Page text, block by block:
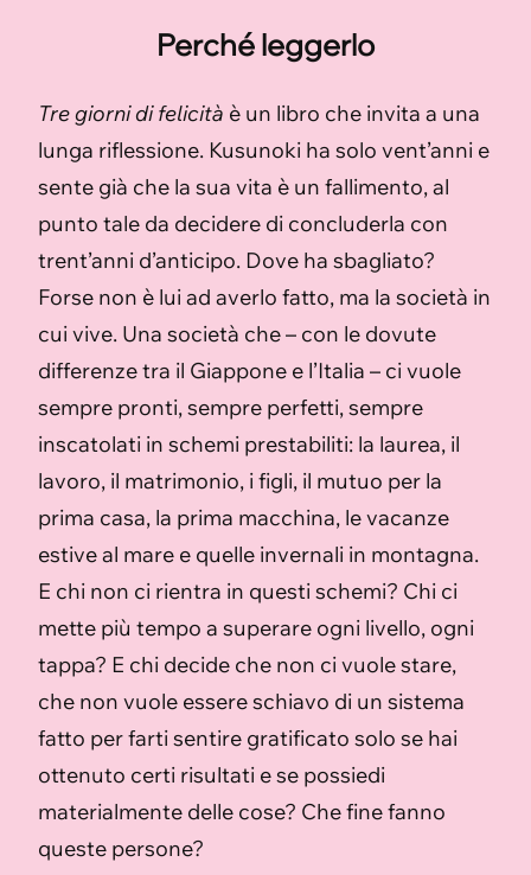
Perché leggerlo
Tre giorni di felicità è un libro che invita a una
lunga riflessione. Kusunoki ha solo vent’anni e
sente già che la sua vita è un fallimento, al
punto tale da decidere di concluderla con
trent’anni d’anticipo. Dove ha sbagliato?
Forse non è lui ad averlo fatto, ma la società in
cui vive. Una società che – con le dovute
differenze tra il Giappone e l’Italia – ci vuole
sempre pronti, sempre perfetti, sempre
inscatolati in schemi prestabiliti: la laurea, il
lavoro, il matrimonio, i figli, il mutuo per la
prima casa, la prima macchina, le vacanze
estive al mare e quelle invernali in montagna.
E chi non ci rientra in questi schemi? Chi ci
mette più tempo a superare ogni livello, ogni
tappa? E chi decide che non ci vuole stare,
che non vuole essere schiavo di un sistema
fatto per farti sentire gratificato solo se hai
ottenuto certi risultati e se possiedi
materialmente delle cose? Che fine fanno
queste persone?